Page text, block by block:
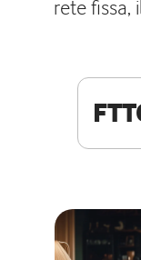
rete fissa,